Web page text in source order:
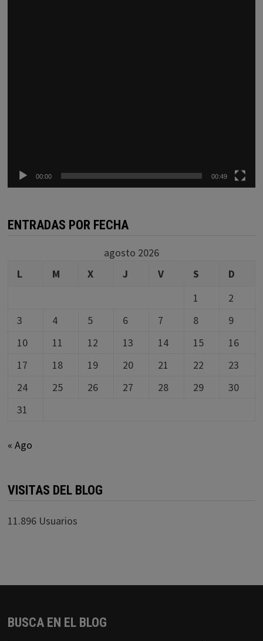
00:00 00:49
ENTRADAS POR FECHA
agosto 2026
L
M X J V S
D
1
2
3
4 5 6 7 8
9
10
11 12 13 14 15
16
17
18 19 20 21 22
23
24
25 26 27 28 29
30
31
« Ago
VISITAS DEL BLOG
11.896 Usuarios
BUSCA EN EL BLOG